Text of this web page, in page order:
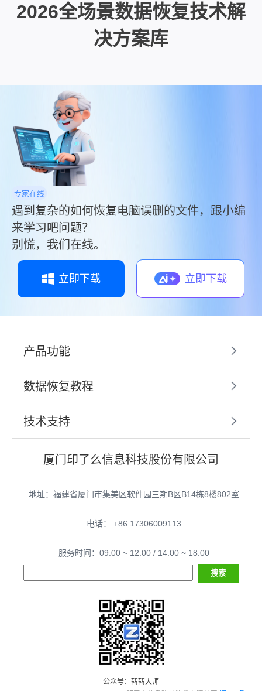
2026全场景数据恢复技术解
决方案库
专家在线
遇到复杂的如何恢复电脑误删的文件，跟小编
来学习吧问题？
别慌，我们在线。
立即下载 立即下载
产品功能
数据恢复教程
技术支持
厦门印了么信息科技股份有限公司
地址：福建省厦门市集美区软件园三期B区B14栋8楼802室
电话： +86 17306009113
服务时间：09:00 ~ 12:00 / 14:00 ~ 18:00
公众号：转转大师